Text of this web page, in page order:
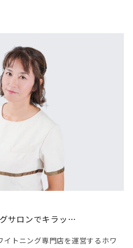
サロンでキラッ…
イトニング専門店を運営するホワ